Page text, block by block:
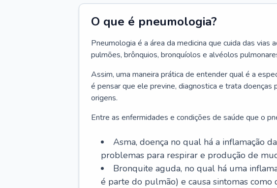
O que é pneumologia?
Pneumologia é a área da medicina que cuida das vias
pulmões, brônquios, bronquíolos e alvéolos
Assim, uma maneira prática de entender qual é a
é pensar que ele previne, diagnostica e trata
origens.
Entre as enfermidades e condições de saúde que o
Asma, doença no qual há a inflamação
problemas para respirar e produção de
Bronquite aguda, no qual há uma
é parte do pulmão) e causa sintomas como